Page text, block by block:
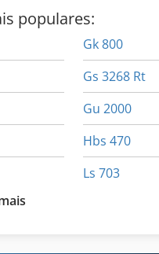
populares:
Gk 800
Gs 3268 Rt
Gu 2000
Hbs 470
Ls 703